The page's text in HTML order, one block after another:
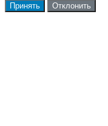
Принять Отклонить